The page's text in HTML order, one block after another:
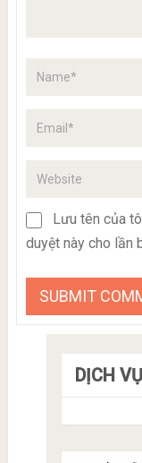
Lưu tên của
duyệt này cho lần
DỊCH